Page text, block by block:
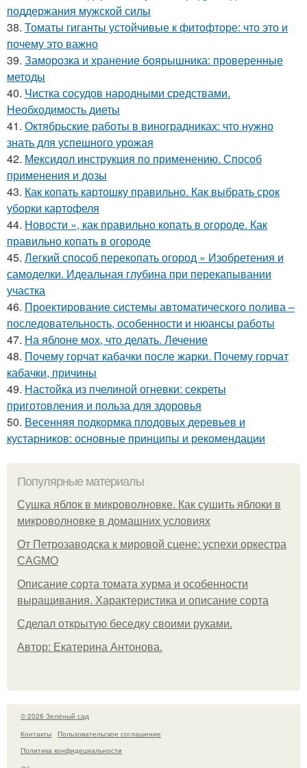
поддержания мужской силы
38. Томаты гиганты устойчивые к фитофторе: что это и
почему это важно
39. Заморозка и хранение боярышника: проверенные
методы
40. Чистка сосудов народными средствами.
Необходимость диеты
41. Октябрьские работы в виноградниках: что нужно
знать для успешного урожая
42. Мексидол инструкция по применению. Способ
применения и дозы
43. Как копать картошку правильно. Как выбрать срок
уборки картофеля
44. Новости », как правильно копать в огороде. Как
правильно копать в огороде
45. Легкий способ перекопать огород » Изобретения и
самоделки. Идеальная глубина при перекапывании
участка
46. Проектирование системы автоматического полива –
последовательность, особенности и нюансы работы
47. На яблоне мох, что делать. Лечение
48. Почему горчат кабачки после жарки. Почему горчат
кабачки, причины
49. Настойка из пчелиной огневки: секреты
приготовления и польза для здоровья
50. Весенняя подкормка плодовых деревьев и
кустарников: основные принципы и рекомендации
Популярные материалы
Сушка яблок в микроволновке. Как сушить яблоки в
микроволновке в домашних условиях
От Петрозаводска к мировой сцене: успехи оркестра
CAGMO
Описание сорта томата хурма и особенности
выращивания. Характеристика и описание сорта
Сделал открытую беседку своими руками.
Автор: Екатерина Антонова.
© 2026 Зелёный сад
Контакты
Пользовательское соглашение
Политика конфидециальности